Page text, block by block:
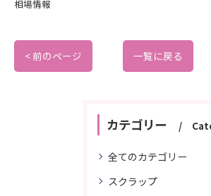
相場情報
< 前のページ 一覧に戻る
カテゴリー
全てのカテゴリー
スクラップ